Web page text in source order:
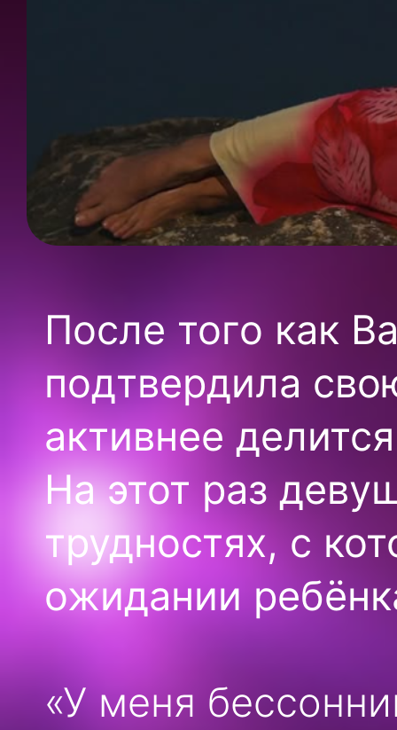
После того как
подтвердила
активнее
На этот раз
трудностях, с
ожидании
«У меня